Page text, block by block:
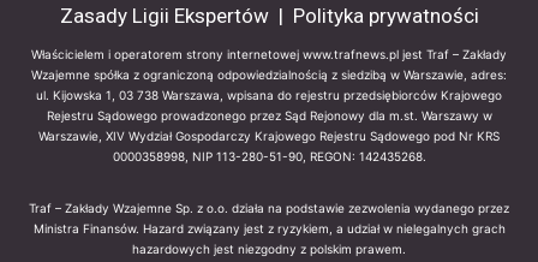
Zasady Ligii Ekspertów| Polityka prywatności
Właścicielem i operatorem strony internetowej www.trafnews.pl jest Traf – Zakłady
Wzajemne spółka z ograniczoną odpowiedzialnością z siedzibą w Warszawie, adres:
ul. Kijowska 1, 03 738 Warszawa, wpisana do rejestru przedsiębiorców Krajowego
Rejestru Sądowego prowadzonego przez Sąd Rejonowy dla m.st. Warszawy w
Warszawie, XIV Wydział Gospodarczy Krajowego Rejestru Sądowego pod Nr KRS
0000358998, NIP 113-280-51-90, REGON: 142435268.
Traf – Zakłady Wzajemne Sp. z o.o. działa na podstawie zezwolenia wydanego przez
Ministra Finansów. Hazard związany jest z ryzykiem, a udział w nielegalnych grach
hazardowych jest niezgodny z polskim prawem.